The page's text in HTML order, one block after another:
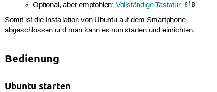
export TMPDIR=/tmp
export USER=root
export PATH=/usr/local/bin:/usr/local/sbin:/
#  make directories required by the chroot
Optional, aber empfohlen:Vollständige Tastatur 🇬🇧
Somit ist die Installation von Ubuntu auf dem Smartphone
abgeschlossen und man kann es nun starten und einrichten.
Bedienung
Ubuntu starten